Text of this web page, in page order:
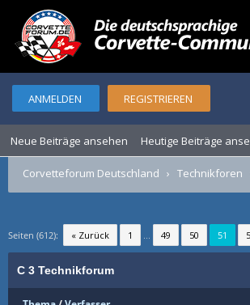
ANMELDEN REGISTRIEREN
Neue Beiträge ansehen Heutige Beiträge
Corvetteforum Deutschland › Technikforen
Seiten (612): « Zurück 1 ... 49 50 51
C 3 Technikforum